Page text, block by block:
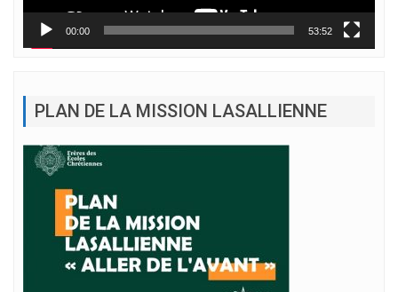
00:00 53:52
PLAN DE LA MISSION LASALLIENNE